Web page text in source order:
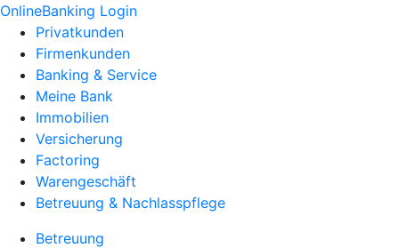
OnlineBanking Login
Privatkunden
Firmenkunden
Banking & Service
Meine Bank
Immobilien
Versicherung
Factoring
Warengeschäft
Betreuung & Nachlasspflege
Betreuung